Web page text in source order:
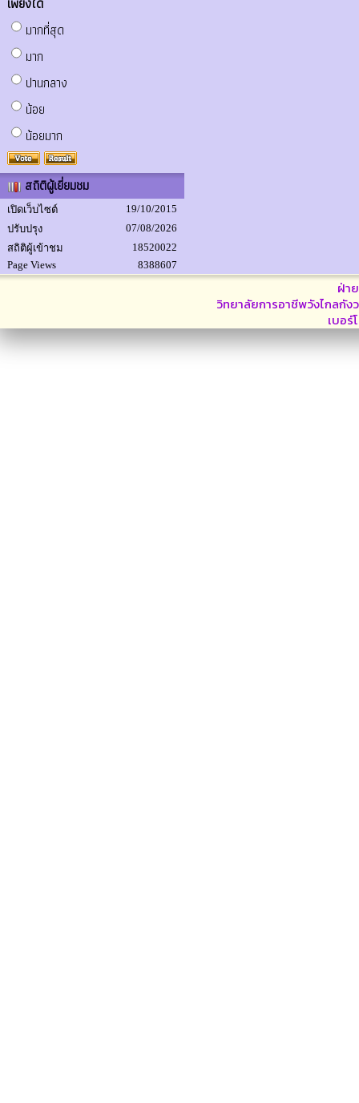
มากที่สุด
มาก
ปานกลาง
น้อย
น้อยมาก
สถิติผู้เยี่ยมชม
เปิดเว็บไซต์
19/10/2015
ปรับปรุง
07/08/2026
สถิติผู้เข้าชม
18520022
Page Views
8388607
ฝ่า
วิทยาลัยการอาชีพวังไกลกัง
เบอ